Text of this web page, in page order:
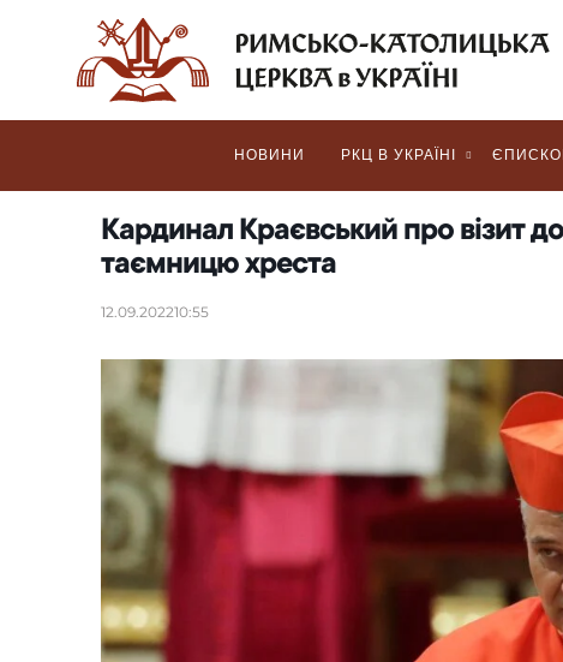
НОВИНИ РКЦ В УКРАЇНІ
Кардинал Краєвський про візит
таємницю хреста
12.09.202210:55